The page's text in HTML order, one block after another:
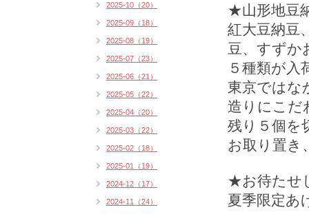
★山形地豆
紅大豆納豆
豆、すずか
５種類が入
東京ではな
造りにこだ
残り５個を
お取り置き
★お待たせ
夏季限定あ
2025-10（20）
2025-09（18）
2025-08（19）
2025-07（23）
2025-06（21）
2025-05（22）
2025-04（20）
2025-03（22）
2025-02（18）
2025-01（19）
2024-12（17）
2024-11（24）